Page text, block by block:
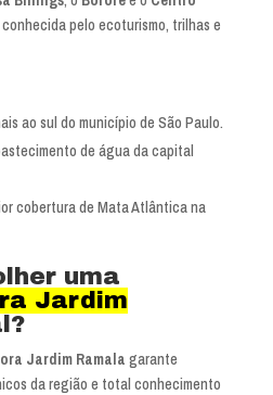
conhecida pelo ecoturismo, trilhas e
ao sul do município de São Paulo.
de água da capital
cobertura de Mata Atlântica na
uma
Jardim
Jardim Ramala garante
da região e total conhecimento